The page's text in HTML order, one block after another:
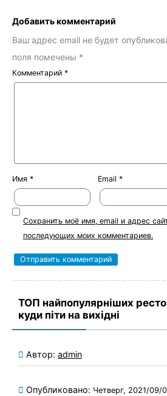
Добавить комментарий
Ваш адрес email не будет
поля помечены *
Комментарий *
Имя * Email *
Сохранить моё имя, email и адрес
последующих моих комментариев.
ТОП найпопулярніших
куди піти на вихідні
Автор: admin
Опубликовано: Четверг, 2021/09/